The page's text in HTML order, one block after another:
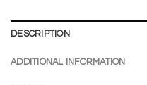
DESCRIPTION
ADDITIONAL INFORMATION